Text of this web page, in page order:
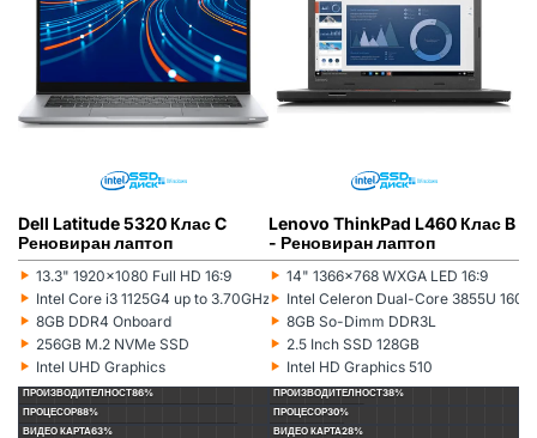
Dell Latitude 5320 Клас C
Реновиран лаптоп
‣
Монитор:
13.3" 1920x1080 Full HD 16:9
‣
Процесор:
Intel Core i3 1125G4 up to 3.70GHz 8MB
‣
Рам памет:
8GB DDR4 Onboard
‣
Хард диск:
256GB M.2 NVMe SSD
‣
Видеокарта:
Intel UHD Graphics
ПРОИЗВОДИТЕЛНОСТ86%
ПРОЦЕСОР88%
ВИДЕО КАРТА63%
Lenovo ThinkPad L460 Клас B
- Реновиран лаптоп
‣
Монитор:
14" 1366x768 WXGA LED 16:9
‣
Процесор:
Intel Celeron Dual-Core 3855U
‣
Рам памет:
8GB So-Dimm DDR3L
‣
Хард диск:
2.5 Inch SSD 128GB
‣
Видеокарта:
Intel HD Graphics 510
ПРОИЗВОДИТЕЛНОСТ38%
ПРОЦЕСОР30%
ВИДЕО КАРТА28%